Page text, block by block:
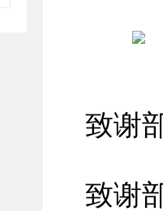
致谢
致谢